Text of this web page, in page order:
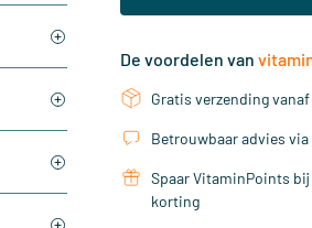
De voordelen van
Gratis verzending
Betrouwbaar advies
Spaar VitaminPoints
korting